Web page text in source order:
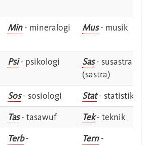
Min- mineralogi Mus- musik
Psi- psikologi Sas- susastra -
(sastra)
Sos- sosiologi Stat- statistik
Tas- tasawuf Tek- teknik
Terb-
Tern-